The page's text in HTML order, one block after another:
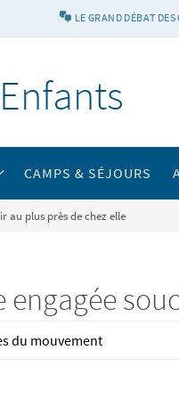
LE GRAND DÉBAT
CAMPS & SÉJOURS
au plus près de chez elle
du mouvement